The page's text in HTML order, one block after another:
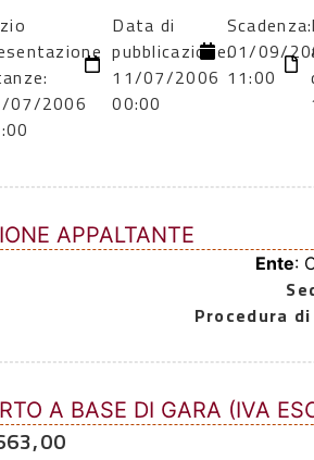
07/2006
Data di
pubblicazione:
11/07/2006
00:00
Scadenza:
01/09/
11:00
APPALTANTE
Ente:
Procedura
A BASE DI GARA (IVA